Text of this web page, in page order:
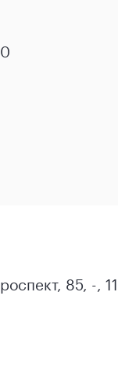
85, -,